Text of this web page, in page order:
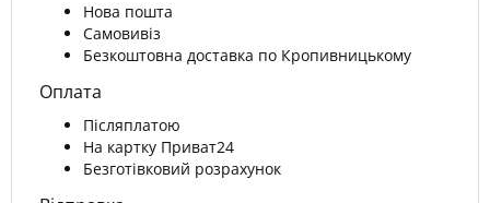
Нова пошта
Самовивіз
Безкоштовна доставка по Кропивницькому
Оплата
Післяплатою
На картку Приват24
Безготівковий розрахунок